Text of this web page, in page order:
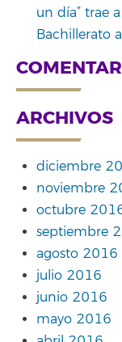
un día” trae
Bachillerato
ARCHIVOS
diciembre
noviembre
octubre
septiembre
agosto 2016
julio 2016
junio 2016
mayo 2016